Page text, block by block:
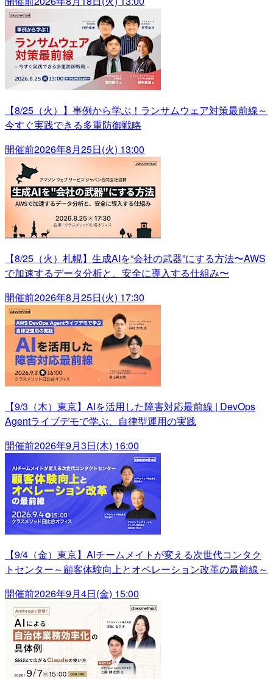
【8/25（火）】事例から学ぶ！ランサムウェア対策最前線～
今すぐ実践できる多重防御戦略
開催前2026年8月25日(火) 13:00
【8/25（火）札幌】生成AIを“会社の武器”にする方法〜AWS
で加速するデータ分析と、安全に導入する仕組み〜
開催前2026年8月25日(火) 17:30
【9/3（木）東京】AIを活用した障害対応最前線 | DevOps
Agentライブデモで学ぶ、自律型運用の実践
開催前2026年9月3日(木) 16:00
【9/4（金）東京】AIチームメイトが変える次世代コンタク
トセンター～顧客体験向上とオペレーション改革の最前線～
開催前2026年9月4日(金) 15:00